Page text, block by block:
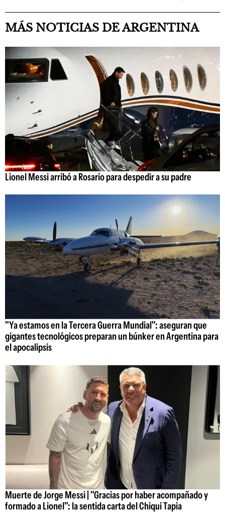
MÁS NOTICIAS DE ARGENTINA
Lionel Messi arribó a Rosario para despedir a su padre
"Ya estamos en la Tercera Guerra Mundial": aseguran que
gigantes tecnológicos preparan un búnker en Argentina para
el apocalipsis
Muerte de Jorge Messi | "Gracias por haber acompañado y
formado a Lionel": la sentida carta del Chiqui Tapia